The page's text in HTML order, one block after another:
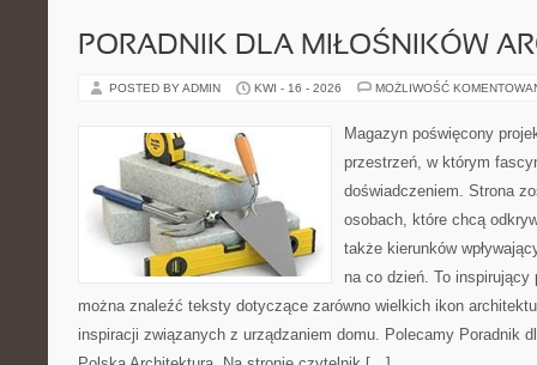
PORADNIK DLA MIŁOŚNIKÓW
POSTED BY ADMIN KWI - 16 - 2026 MOŻLIWOŚĆ
Magazyn poświęcony
przestrzeń, w którym
doświadczeniem. Strona
osobach, które chcą
także kierunków
na co dzień. To
można znaleźć teksty dotyczące zarówno wielkich ikon
inspiracji związanych z urządzaniem domu. Polecamy Poradnik